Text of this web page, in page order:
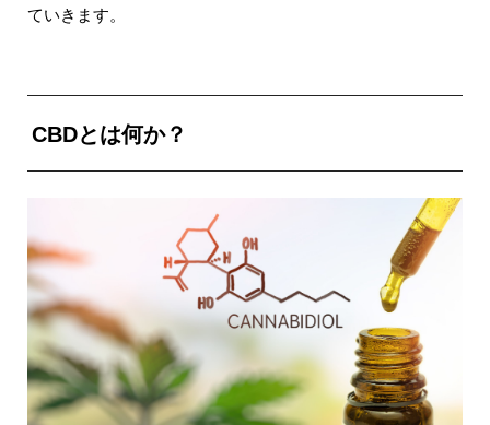
ていきます。
CBDとは何か？